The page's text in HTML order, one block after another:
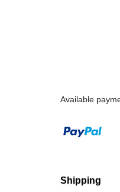
Available
Shipping